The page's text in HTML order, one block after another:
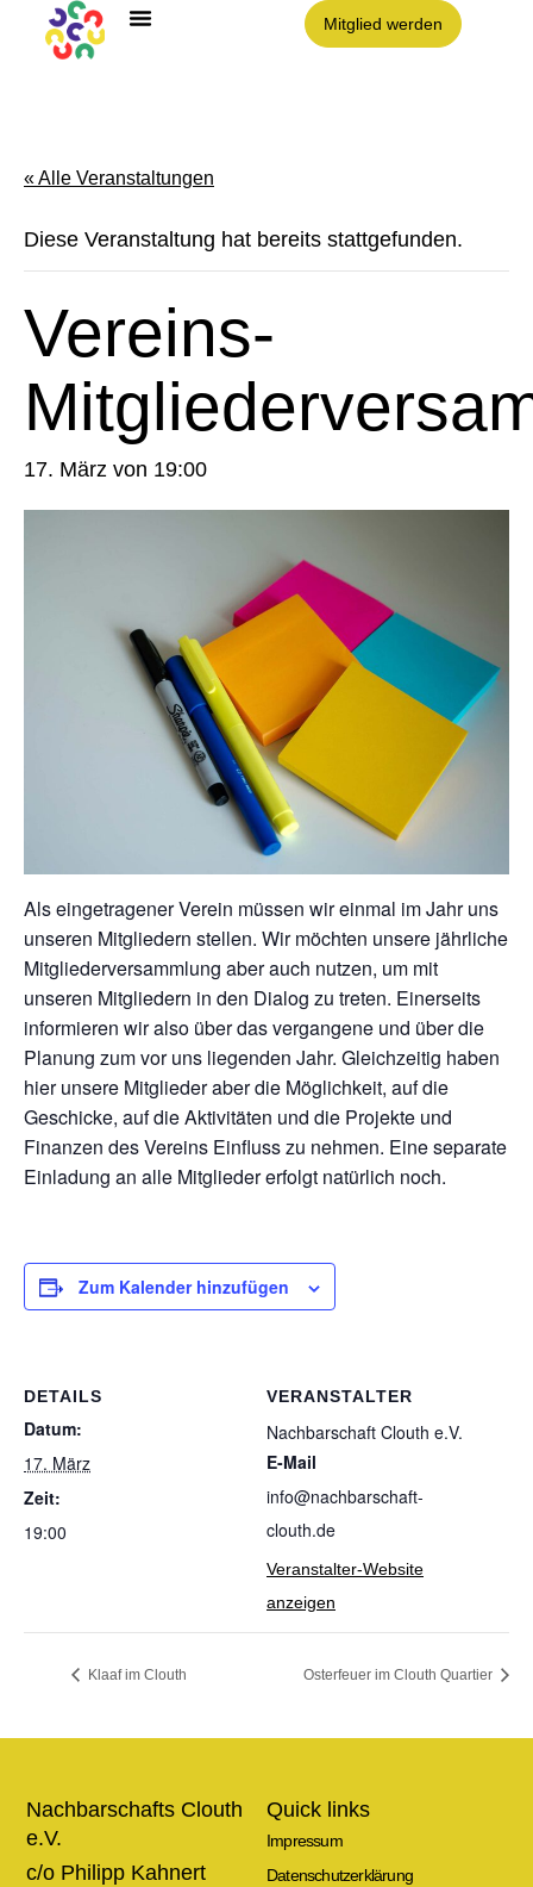
Mitglied werden
« Alle Veranstaltungen
Diese Veranstaltung hat bereits stattgefunden.
Vereins-
17. März von 19:00
Als eingetragener Verein müssen wir einmal im Jahr uns
unseren Mitgliedern stellen. Wir möchten unsere jährliche
Mitgliederversammlung aber auch nutzen, um mit
unseren Mitgliedern in den Dialog zu treten. Einerseits
informieren wir also über das vergangene und über die
Planung zum vor uns liegenden Jahr. Gleichzeitig haben
hier unsere Mitglieder aber die Möglichkeit, auf die
Geschicke, auf die Aktivitäten und die Projekte und
Finanzen des Vereins Einfluss zu nehmen. Eine separate
Einladung an alle Mitglieder erfolgt natürlich noch.
Zum Kalender hinzufügen
DETAILS
Datum:
17. März
Zeit:
19:00
VERANSTALTER
Nachbarschaft Clouth e.V.
E-Mail
info@nachbarschaft-
clouth.de
Veranstalter-Website
anzeigen
Klaaf im Clouth Osterfeuer im Clouth Quartier
Quick links
Impressum
Datenschutzerklärung
Nachbarschafts Clouth
e.V.
c/o Philipp Kahnert